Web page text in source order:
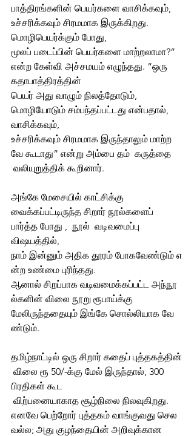
பாத்திரங்களின் பெயர்களை வாசிக்கவும்,
உச்சரிக்கவும் சிரமமாக இருக்கிறது.
மொழிபெயர்க்கும் போது,
மூலப் படைப்பின் பெயர்களை மாற்றலாமா?”
என்ற கேள்வி அச்சமயம் எழுந்தது. “ஒரு
கதாபாத்திரத்தின்
பெயர் அது வாழும் நிலத்தோடும்,
மொழியோடும் சம்பந்தப்பட்டது என்பதால்,
வாசிக்கவும்,
உச்சரிக்கவும் சிரமமாக இருந்தாலும் மாற்ற
வே கூடாது” என்று அம்பை தம்  கருத்தை
வலியுறுத்திக் கூறினார்.
அங்கே மேசையில் காட்சிக்கு
வைக்கப்பட்டிருந்த சிறார் நூல்களைப்
பார்த்த போது ,  நூல்  வடிவமைப்பு
விஷயத்தில்,
நாம் இன்னும் அதிக தூரம் போகவேண்டும் எ
ன்ற உண்மை புரிந்தது.
ஆனால் சிறப்பாக வடிவமைக்கப்பட்ட அந்நூ
ல்களின் விலை நூறு ரூபாய்க்கு
மேலிருந்ததையும் இங்கே சொல்லியாக வே
ண்டும்.
தமிழ்நாட்டில் ஒரு சிறார் கதைப் புத்தகத்தின்
விலை ரூ 50/-க்கு மேல் இருந்தால், 300
பிரதிகள் கூட
விற்பனையாகாத சூழ்நிலை நிலவுகிறது.
எனவே பெற்றோர் புத்தகம் வாங்குவது செல
வல்ல; அது குழந்தையின் அறிவுக்கான